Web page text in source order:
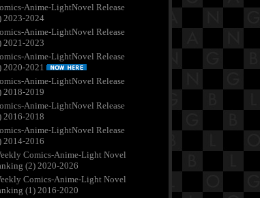
Anime-LightNovel Release
2023-2024
Anime-LightNovel Release
2021-2023
Anime-LightNovel Release
2020-2021
Anime-LightNovel Release
2018-2019
Anime-LightNovel Release
2016-2018
Anime-LightNovel Release
2014-2016
Comics-Anime-Light Novel
(2) 2020-2026
Comics-Anime-Light Novel
(1) 2016-2020